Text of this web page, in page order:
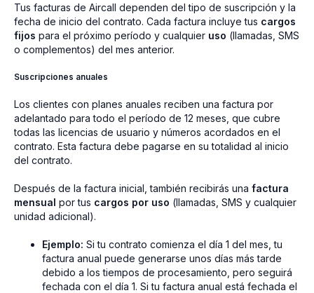
Tus facturas de Aircall dependen del tipo de suscripción y la
fecha de inicio del contrato. Cada factura incluye tus cargos
fijos para el próximo período y cualquier uso (llamadas, SMS
o complementos) del mes anterior.
Suscripciones anuales
Los clientes con planes anuales reciben una factura por
adelantado para todo el período de 12 meses, que cubre
todas las licencias de usuario y números acordados en el
contrato. Esta factura debe pagarse en su totalidad al inicio
del contrato.
Después de la factura inicial, también recibirás una factura
mensual por tus cargos por uso (llamadas, SMS y cualquier
unidad adicional).
Ejemplo: Si tu contrato comienza el día 1 del mes, tu
factura anual puede generarse unos días más tarde
debido a los tiempos de procesamiento, pero seguirá
fechada con el día 1. Si tu factura anual está fechada el